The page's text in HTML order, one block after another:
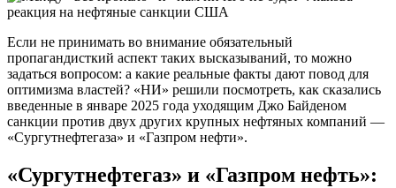
Если не принимать во внимание обязательный
пропагандисткий аспект таких высказываний, то можно
задаться вопросом: а какие реальные факты дают повод для
оптимизма властей? «НИ» решили посмотреть, как сказались
введенные в январе 2025 года уходящим Джо Байденом
санкции против двух других крупных нефтяных компаний —
«Сургутнефтегаза» и «Газпром нефти».
«Сургутнефтегаз» и «Газпром нефть»: